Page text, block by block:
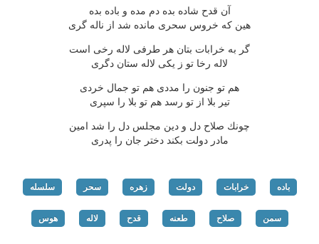
آن قدح شاده بده دم مده و باده بده
هین كه خروس سحری مانده شد از ناله گری
گر به خرابات بتان هر طرفی لاله رخی است
لاله رخا تو ز یكی لاله ستان دگری
هم تو جنون را مددی هم تو جمال خردی
تیر بلا از تو رسد هم تو بلا را سپری
چونك صلاح دل و دین مجلس دل را شد امین
مادر دولت بكند دختر جان را پدری
باده خرابات دولت زهره سحر سلسله
سمن صلاح طعنه قدح لاله هوس